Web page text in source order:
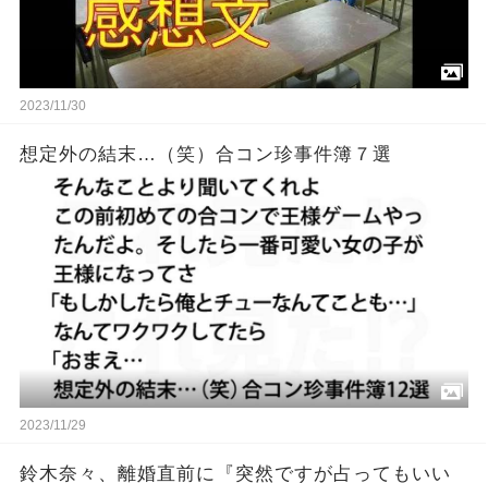
2023/11/30
想定外の結末…（笑）合コン珍事件簿７選
2023/11/29
鈴木奈々、離婚直前に『突然ですが占ってもいい